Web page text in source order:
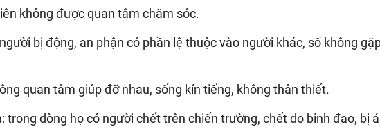
không được quan tâm chăm sóc.
bị động, an phận có phần lệ thuộc vào người khác, số không
quan tâm giúp đỡ nhau, sống kín tiếng, không thân thiết.
trong dòng họ có người chết trên chiến trường, chết do binh đao, bị